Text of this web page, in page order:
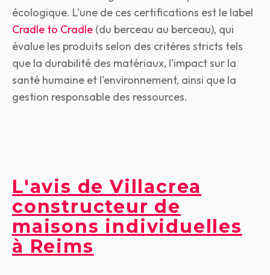
écologique. L'une de ces certifications est le label
Cradle to Cradle (du berceau au berceau), qui
évalue les produits selon des critères stricts tels
que la durabilité des matériaux, l'impact sur la
santé humaine et l'environnement, ainsi que la
gestion responsable des ressources.
L'avis de Villacrea
constructeur de
maisons individuelles
à Reims